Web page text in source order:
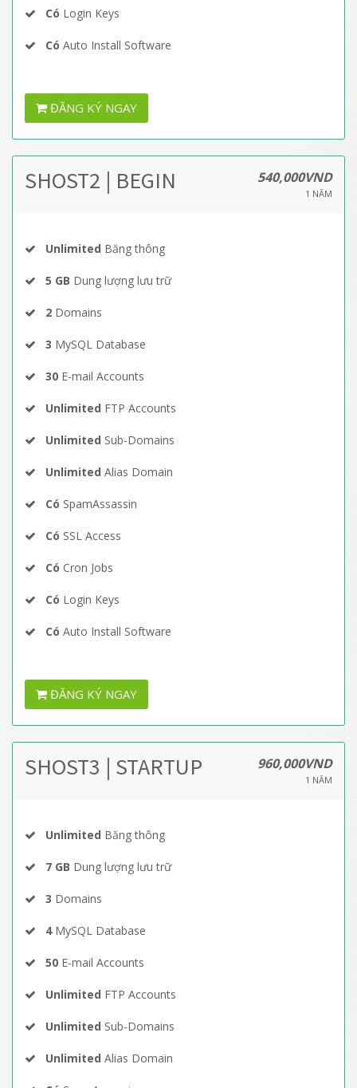
Có Login Keys
Có Auto Install Software
ĐĂNG KÝ NGAY
SHOST2 | BEGIN 540,000VND
1 NĂM
Unlimited Băng thông
5 GB Dung lượng lưu trữ
2 Domains
3 MySQL Database
30 E-mail Accounts
Unlimited FTP Accounts
Unlimited Sub-Domains
Unlimited Alias Domain
Có SpamAssassin
Có SSL Access
Có Cron Jobs
Có Login Keys
Có Auto Install Software
ĐĂNG KÝ NGAY
SHOST3 | STARTUP 960,000VND
1 NĂM
Unlimited Băng thông
7 GB Dung lượng lưu trữ
3 Domains
4MySQL Database
50 E-mail Accounts
Unlimited FTP Accounts
Unlimited Sub-Domains
Unlimited Alias Domain